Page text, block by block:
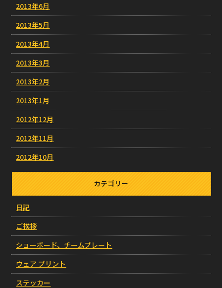
2013年6月
2013年5月
2013年4月
2013年3月
2013年2月
2013年1月
2012年12月
2012年11月
2012年10月
カテゴリー
日記
ご挨拶
ショーボード、チームプレート
ウェア プリント
ステッカー